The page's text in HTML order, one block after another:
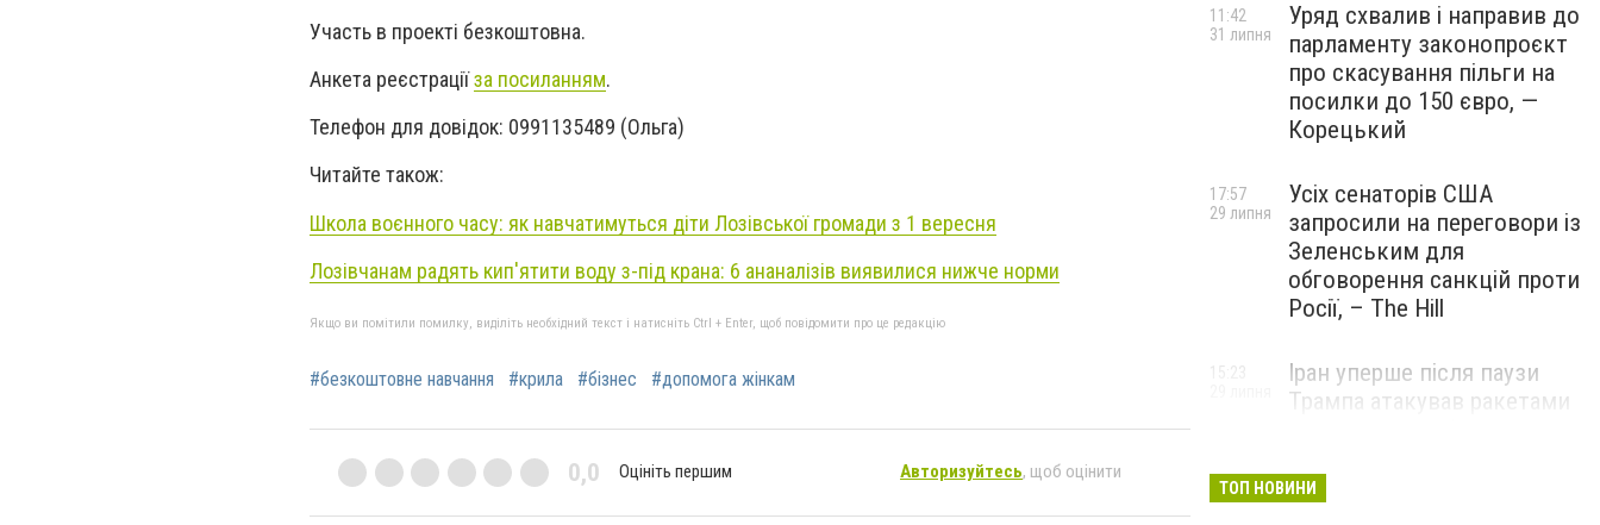
Участь в проекті безкоштовна.
Анкета реєстраціїза посиланням.
Телефон для довідок: 0991135489 (Ольга)
Читайте також:
Школа воєнного часу: як навчатимуться діти Лозівської громади з 1 вересня
Лозівчанам радять кип'ятити воду з-під крана: 6 ананалізів виявилися нижче норми
Якщо ви помітили помилку, виділіть необхідний текст і натисніть Ctrl + Enter, щоб повідомити про це редакцію
#безкоштовне навчання #крила #бізнес #допомога жінкам
0,0 Оцініть першим Авторизуйтесь, щоб оцінити
Уряд схвалив і направив до
парламенту законопроєкт
про скасування пільги на
посилки до 150 євро, —
Корецький
11:42
31 липня
Усіх сенаторів США
запросили на переговори із
Зеленським для
обговорення санкцій проти
Росії, – The Hill
17:57
29 липня
Іран уперше після паузи
Трампа атакував ракетами
15:23
ТОП НОВИНИ